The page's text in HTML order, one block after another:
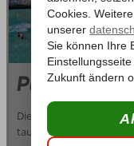
Pollenca
Die Altstadt von
tauchen Sie in die